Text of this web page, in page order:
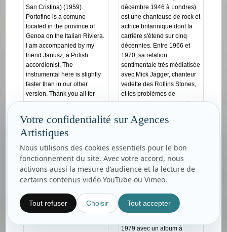
San Cristina) (1959).
Portofino is a comune
located in the province of
Genoa on the Italian Riviera.
I am accompanied by my
friend Janusz, a Polish
accordionist. The
instrumental here is slightly
faster than in our other
version. Thank you all for
listening
décembre 1946 à Londres)
est une chanteuse de rock et
actrice britannique dont la
carrière s'étend sur cinq
décennies. Entre 1966 et
1970, sa relation
sentimentale très médiatisée
avec Mick Jagger, chanteur
vedette des Rollins Stones,
et les problèmes de
toxicomanie auxquels elle
permettent de produire que
années qui suivent voient la
déchéance de Marianne
Faithfull : drogue, tentatives
de suicide, vie dans la rue,
Elle quitte Mick Jagger en
1970, et, au terme d'une
1979 avec un album à
Votre confidentialité sur Agences
Artistiques
Nous utilisons des cookies essentiels pour le bon
fonctionnement du site. Avec votre accord, nous
activons aussi la mesure d’audience et la lecture de
certains contenus vidéo YouTube ou Vimeo.
Tout refuser Choisir Tout accepter